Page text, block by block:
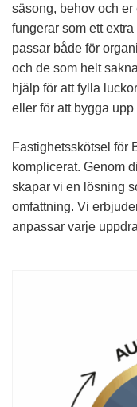
säsong, behov och
fungerar som ett
passar både för
och de som helt
hjälp för att fylla
eller för att bygga
Fastighetsskötsel för
komplicerat. Genom
skapar vi en lösning
omfattning. Vi
anpassar varje